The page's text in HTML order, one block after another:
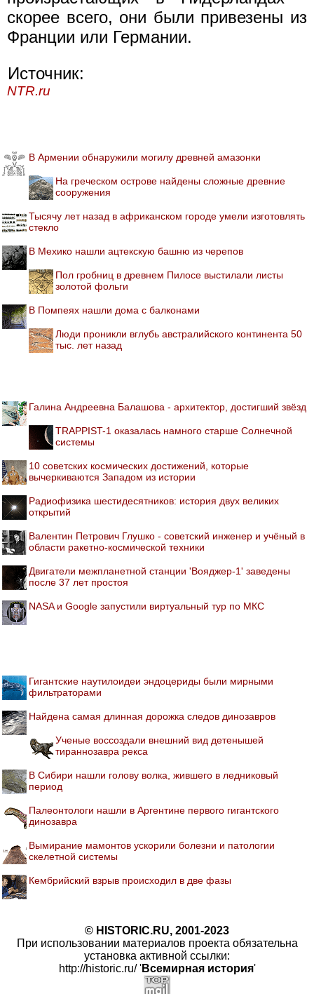
скорее всего, они были привезены из
Франции или Германии.
Источник:
NTR.ru
В Армении обнаружили могилу древней амазонки
На греческом острове найдены сложные древние
сооружения
Тысячу лет назад в африканском городе умели изготовлять
стекло
В Мехико нашли ацтекскую башню из черепов
Пол гробниц в древнем Пилосе выстилали листы
золотой фольги
В Помпеях нашли дома с балконами
Люди проникли вглубь австралийского континента 50
тыс. лет назад
Галина Андреевна Балашова - архитектор, достигший звёзд
TRAPPIST-1 оказалась намного старше Солнечной
системы
10 советских космических достижений, которые
вычеркиваются Западом из истории
Радиофизика шестидесятников: история двух великих
открытий
Валентин Петрович Глушко - советский инженер и учёный в
области ракетно-космической техники
Двигатели межпланетной станции 'Вояджер-1' заведены
после 37 лет простоя
NASA и Google запустили виртуальный тур по МКС
Гигантские наутилоидеи эндоцериды были мирными
фильтраторами
Найдена самая длинная дорожка следов динозавров
Ученые воссоздали внешний вид детенышей
тираннозавра рекса
В Сибири нашли голову волка, жившего в ледниковый
период
Палеонтологи нашли в Аргентине первого гигантского
динозавра
Вымирание мамонтов ускорили болезни и патологии
скелетной системы
Кембрийский взрыв происходил в две фазы
© HISTORIC.RU, 2001-2023
При использовании материалов проекта обязательна
установка активной ссылки:
http://historic.ru/ 'Всемирная история'